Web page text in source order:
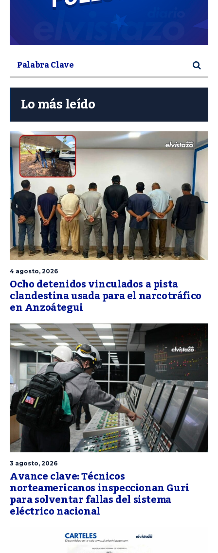
Lo más leído
4 agosto, 2026
Ocho detenidos vinculados a pista
clandestina usada para el narcotráfico
en Anzoátegui
3 agosto, 2026
Avance clave: Técnicos
norteamericanos inspeccionan Guri
para solventar fallas del sistema
eléctrico nacional